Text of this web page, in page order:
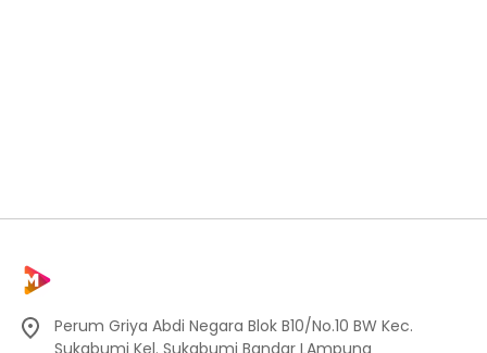
Perum Griya Abdi Negara Blok B10/No.10 BW Kec.
Sukabumi Kel. Sukabumi Bandar LAmpung